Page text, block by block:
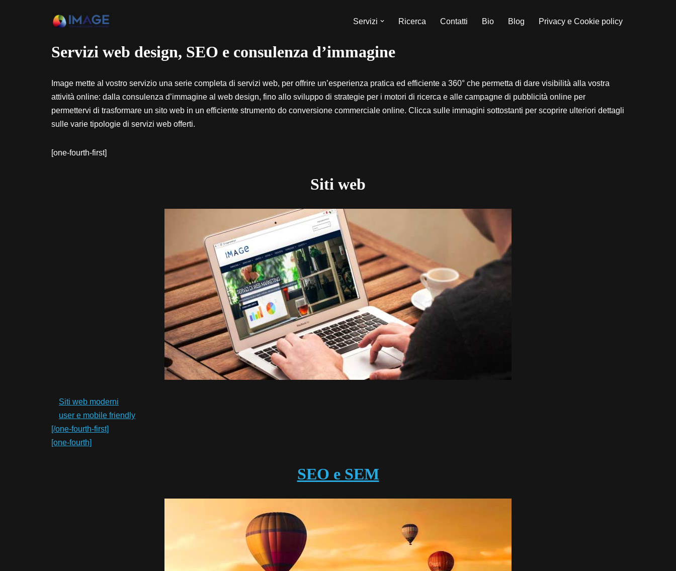
Servizi Ricerca Contatti Bio Blog Privacy e Cookie policy
Servizi web design, SEO e consulenza d’immagine
Image mette al vostro servizio una serie completa di servizi web, per offrire un’esperienza pratica ed efficiente a 360° che permetta di dare visibilità alla vostra
attività online: dalla consulenza d’immagine al web design, fino allo sviluppo di strategie per i motori di ricerca e alle campagne di pubblicità online per
permettervi di trasformare un sito web in un efficiente strumento do conversione commerciale online. Clicca sulle immagini sottostanti per scoprire ulteriori dettagli
sulle varie tipologie di servizi web offerti.
[one-fourth-first]
Siti web
Siti web moderni
user e mobile friendly
[/one-fourth-first]
[one-fourth]
SEO e SEM